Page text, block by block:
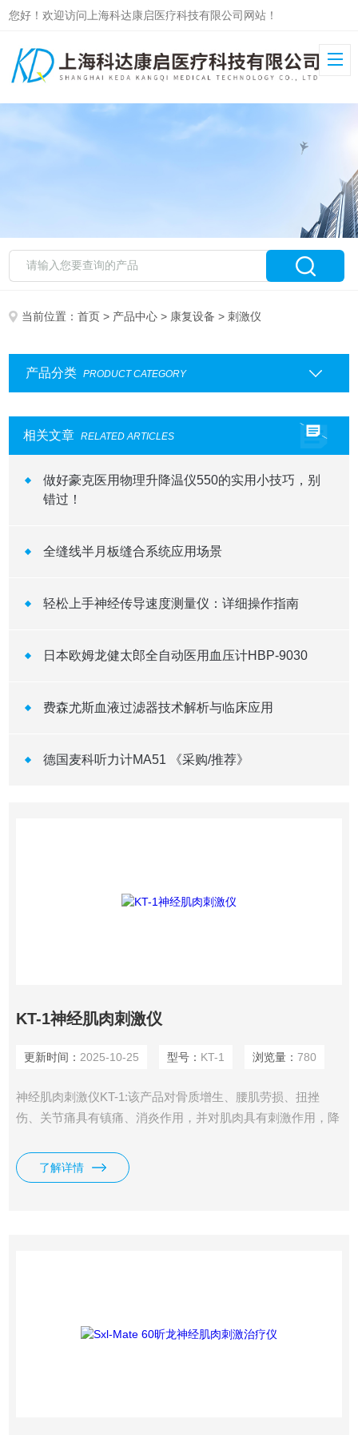
您好！欢迎访问上海科达康启医疗科技有限公司网站！
当前位置：首页 > 产品中心 > 康复设备 > 刺激仪
产品分类 PRODUCT CATEGORY
相关文章 RELATED ARTICLES
做好豪克医用物理升降温仪550的实用小技巧，别
错过！
全缝线半月板缝合系统应用场景
轻松上手神经传导速度测量仪：详细操作指南
日本欧姆龙健太郎全自动医用血压计HBP-9030
费森尤斯血液过滤器技术解析与临床应用
德国麦科听力计MA51 《采购/推荐》
KT-1神经肌肉刺激仪
更新时间： 2025-10-25 型号： KT-1 浏览量： 780
神经肌肉刺激仪KT-1:该产品对骨质增生、腰肌劳损、扭挫
伤、关节痛具有镇痛、消炎作用，并对肌肉具有刺激作用，降
了解详情